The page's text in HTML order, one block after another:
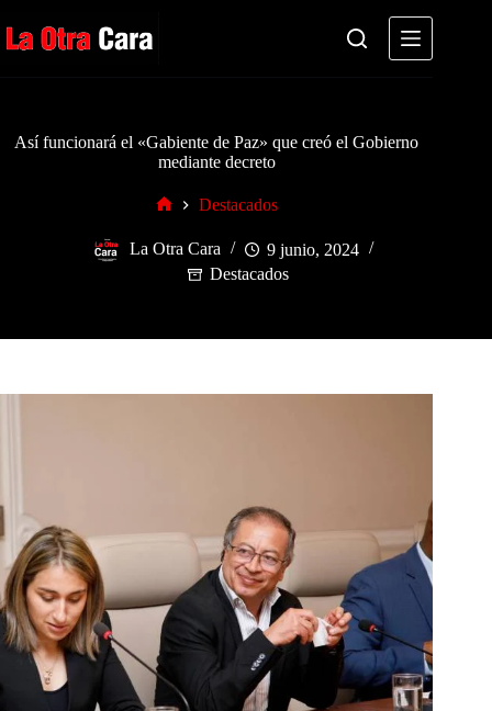
al
contenido
Así funcionará el «Gabiente de Paz» que creó el Gobierno
mediante decreto
Destacados
La Otra Cara
9 junio, 2024
Destacados